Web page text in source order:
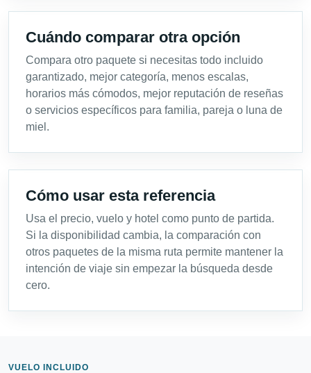
Cuándo comparar otra opción
Compara otro paquete si necesitas todo incluido
garantizado, mejor categoría, menos escalas,
horarios más cómodos, mejor reputación de reseñas
o servicios específicos para familia, pareja o luna de
miel.
Cómo usar esta referencia
Usa el precio, vuelo y hotel como punto de partida.
Si la disponibilidad cambia, la comparación con
otros paquetes de la misma ruta permite mantener la
intención de viaje sin empezar la búsqueda desde
cero.
VUELO INCLUIDO